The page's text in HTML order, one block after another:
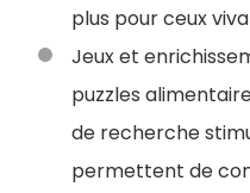
plus pour ceux
Jeux et
puzzles
de recherche
permettent de